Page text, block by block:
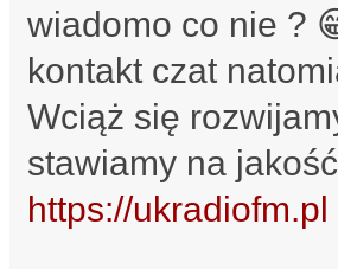
wiadomo co nie ?
kontakt czat
Wciąż się
stawiamy na
https://ukradiofm.pl